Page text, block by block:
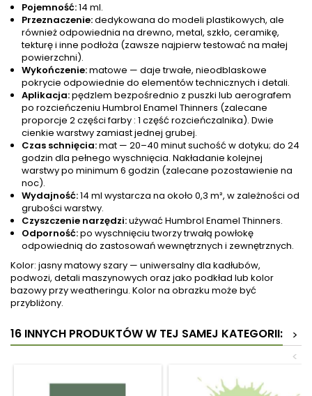
Pojemność:14 ml.
Przeznaczenie:dedykowana do modeli plastikowych, ale
również odpowiednia na drewno, metal, szkło, ceramikę,
tekturę i inne podłoża (zawsze najpierw testować na małej
powierzchni).
Wykończenie:matowe — daje trwałe, nieodblaskowe
pokrycie odpowiednie do elementów technicznych i detali.
Aplikacja:pędzlem bezpośrednio z puszki lub aerografem
po rozcieńczeniu Humbrol Enamel Thinners (zalecane
proporcje 2 części farby : 1 część rozcieńczalnika). Dwie
cienkie warstwy zamiast jednej grubej.
Czas schnięcia:mat — 20–40 minut suchość w dotyku; do 24
godzin dla pełnego wyschnięcia. Nakładanie kolejnej
warstwy po minimum 6 godzin (zalecane pozostawienie na
noc).
Wydajność:14 ml wystarcza na około 0,3 m², w zależności od
grubości warstwy.
Czyszczenie narzędzi:używać Humbrol Enamel Thinners.
Odporność:po wyschnięciu tworzy trwałą powłokę
odpowiednią do zastosowań wewnętrznych i zewnętrznych.
Kolor: jasny matowy szary — uniwersalny dla kadłubów,
podwozi, detali maszynowych oraz jako podkład lub kolor
bazowy przy weatheringu. Kolor na obrazku może być
przybliżony.
16 INNYCH PRODUKTÓW W TEJ SAMEJ KATEGORII:
>
<